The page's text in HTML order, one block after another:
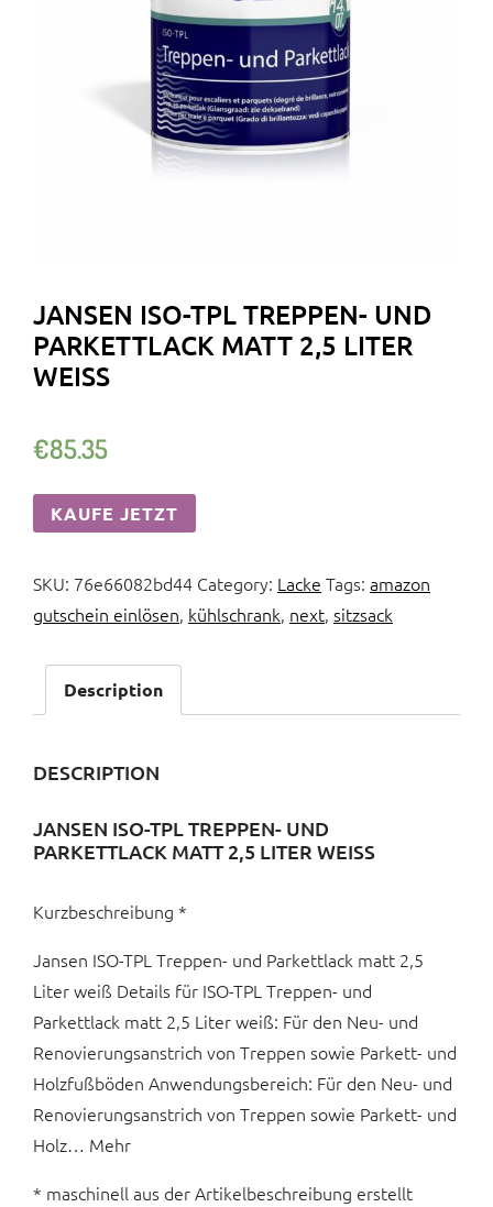
JANSEN ISO-TPL TREPPEN- UND
PARKETTLACK MATT 2,5 LITER
WEISS
€85.35
KAUFE JETZT
SKU: 76e66082bd44 Category: Lacke Tags: amazon
gutschein einlösen, kühlschrank, next, sitzsack
Description
DESCRIPTION
JANSEN ISO-TPL TREPPEN- UND
PARKETTLACK MATT 2,5 LITER WEISS
Kurzbeschreibung *
Jansen ISO-TPL Treppen- und Parkettlack matt 2,5
Liter weiß Details für ISO-TPL Treppen- und
Parkettlack matt 2,5 Liter weiß: Für den Neu- und
Renovierungsanstrich von Treppen sowie Parkett- und
Holzfußböden Anwendungsbereich: Für den Neu- und
Renovierungsanstrich von Treppen sowie Parkett- und
Holz… Mehr
* maschinell aus der Artikelbeschreibung erstellt